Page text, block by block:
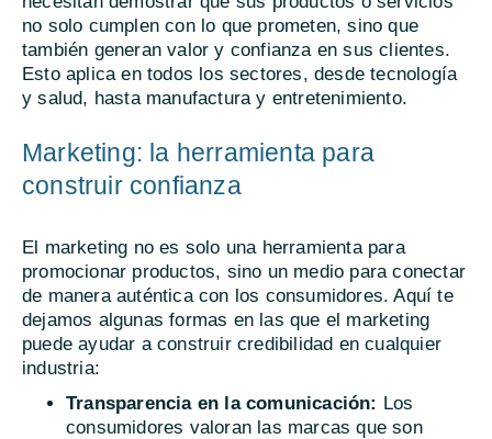
no solo cumplen con lo que prometen, sino que
también generan valor y confianza en sus clientes.
Esto aplica en todos los sectores, desde tecnología
y salud, hasta manufactura y entretenimiento.
Marketing: la herramienta para
construir confianza
El marketing no es solo una herramienta para
promocionar productos, sino un medio para conectar
de manera auténtica con los consumidores. Aquí te
dejamos algunas formas en las que el marketing
puede ayudar a construir credibilidad en cualquier
industria:
Transparencia en la comunicación: Los
consumidores valoran las marcas que son